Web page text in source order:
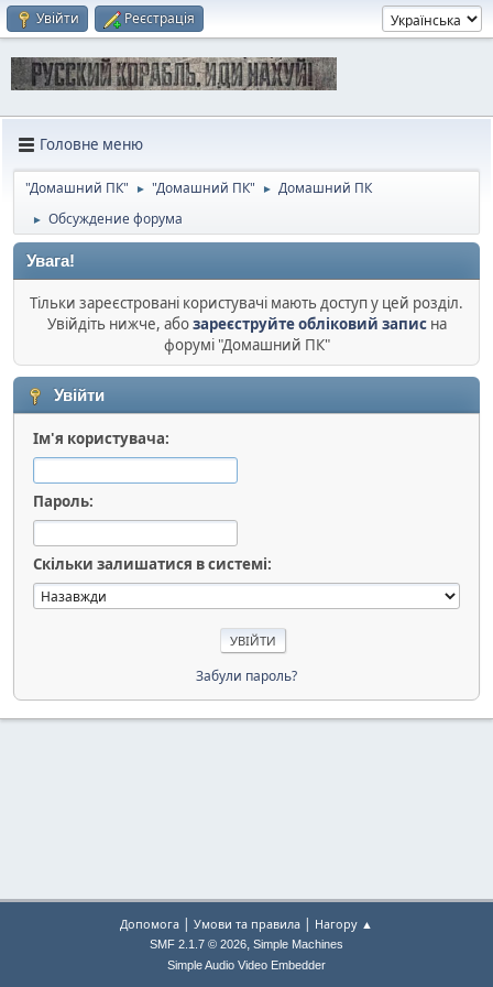
Увійти Реєстрація
Головне меню
"Домашний ПК" ► "Домашний ПК" ► Домашний ПК
► Обсуждение форума
Увага!
Тільки зареєстровані користувачі мають доступ у цей розділ.
Увійдіть нижче, абозареєструйте обліковий записна
форумі "Домашний ПК"
Увійти
Ім'я користувача:
Пароль:
Скільки залишатися в системі:
Забули пароль?
Допомога | Умови та правила | Нагору ▲
SMF 2.1.7 © 2026, Simple Machines
Simple Audio Video Embedder